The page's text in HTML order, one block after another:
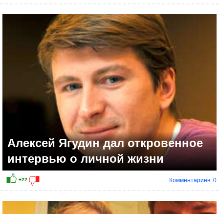
Алексей Ягудин дал откровенное
интервью о личной жизни
Комментариев: 0